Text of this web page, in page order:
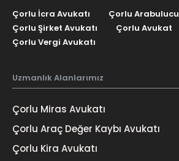
Çorlu İcra Avukatı
Çorlu Arabulucu
Çorlu Şirket Avukatı
Çorlu Avukat
Çorlu Vergi Avukatı
Uzmanlık Alanlarımız
Çorlu Miras Avukatı
Çorlu Araç Değer Kaybı Avukatı
Çorlu Kira Avukatı